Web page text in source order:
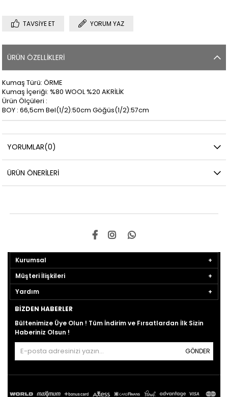
TAVSIYE ET YORUM YAZ
ÜRÜN ÖZELLIKLERI
Kumaş Türü: ÖRME
Kumaş İçeriği: %80 WOOL %20 AKRİLİK
Ürün Ölçüleri :
BOY : 66,5cm Bel(1/2):50cm Göğüs(1/2):57cm
YORUMLAR(0)
ÜRÜN ÖNERILERI
Kurumsal
Müşteri İlişkileri
Yardım
BIZDEN HABERLER
Bültenimize Üye Olun ! Tüm İndirim ve Fırsatlardan İlk Sizin
Haberiniz Olsun !
GÖNDER